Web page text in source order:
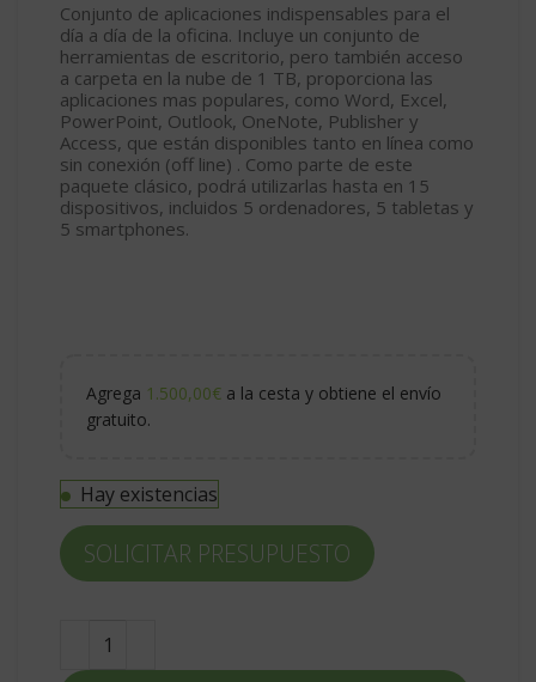
Conjunto de aplicaciones indispensables para el
día a día de la oficina. Incluye un conjunto de
herramientas de escritorio, pero también acceso
a carpeta en la nube de 1 TB, proporciona las
aplicaciones mas populares, como Word, Excel,
PowerPoint, Outlook, OneNote, Publisher y
Access, que están disponibles tanto en línea como
sin conexión (off line) . Como parte de este
paquete clásico, podrá utilizarlas hasta en 15
dispositivos, incluidos 5 ordenadores, 5 tabletas y
5 smartphones.
Agrega 1.500,00€ a la cesta y obtiene el envío
gratuito.
Hay existencias
SOLICITAR PRESUPUESTO